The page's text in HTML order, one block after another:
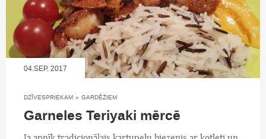
04.SEP, 2017
DZĪVESPRIEKAM » GARDĒŽIEM
Garneles Teriyaki mērcē